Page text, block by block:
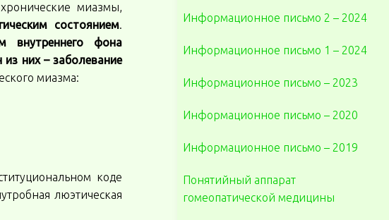
миазмы,
состоянием.
внутреннего фона
них – заболевание
миазма:
коде
люэтическая
Информационное письмо 2 – 2024
Информационное письмо 1 – 2024
Информационное письмо – 2023
Информационное письмо – 2020
Информационное письмо – 2019
Понятийный аппарат
гомеопатической медицины